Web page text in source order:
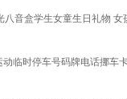
音盒学生女童生日礼物
临时停车号码牌电话挪车